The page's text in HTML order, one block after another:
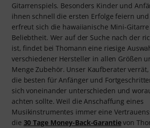
Gitarrenspiels. Besonders Kinder und
ihnen schnell die ersten Erfolge feiern
erfreut sich die hawaiianische Mini-
Beliebtheit. Wer auf der Suche nach der
ist, findet bei Thomann eine riesige
verschiedener Hersteller in allen Größen
Menge Zubehör. Unser Kaufberater
die besten für Anfänger und
sich voneinander unterschieden und
achten sollte. Weil die Anschaffung eines
Musikinstrumentes immer eine
die 30 Tage Money-Back-Garantievon